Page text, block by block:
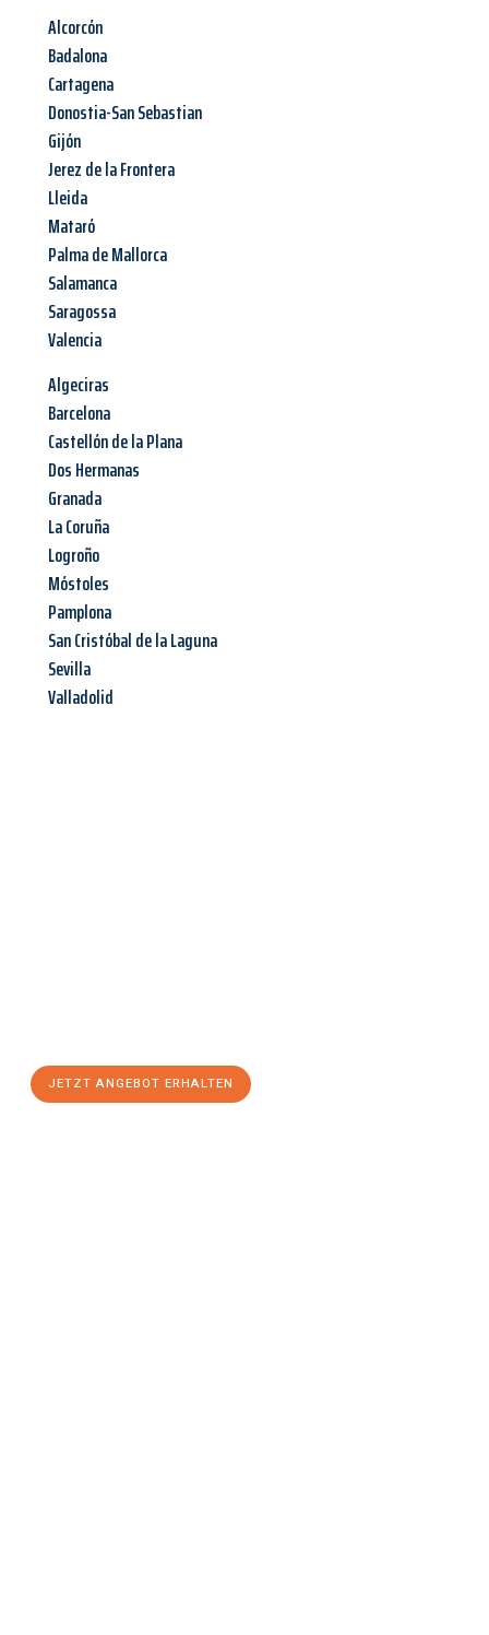
Alcorcón
Badalona
Cartagena
Donostia-San Sebastian
Gijón
Jerez de la Frontera
Lleida
Mataró
Palma de Mallorca
Salamanca
Saragossa
Valencia
Algeciras
Barcelona
Castellón de la Plana
Dos Hermanas
Granada
La Coruña
Logroño
Móstoles
Pamplona
San Cristóbal de la Laguna
Sevilla
Valladolid
JETZT ANGEBOT ERHALTEN